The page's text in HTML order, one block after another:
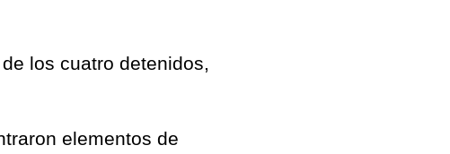
los cuatro detenidos,
elementos de